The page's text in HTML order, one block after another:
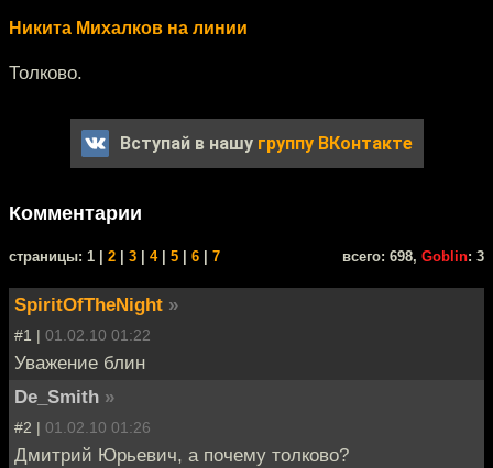
Никита Михалков на линии
Толково.
Вступай в нашу группу ВКонтакте
Комментарии
cтраницы: 1 | 2 3 4| 5 6 7 всего: 698, Goblin: 3
SpiritOfTheNight »
#1 | 01.02.10 01:22
Уважение блин
De_Smith »
#2 | 01.02.10 01:26
Дмитрий Юрьевич, а почему толково?